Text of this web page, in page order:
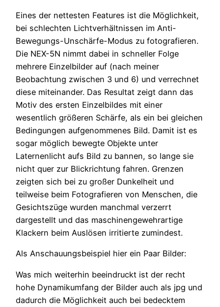
Eines der nettesten Features ist die Möglichkeit,
bei schlechten Lichtverhältnissen im Anti-
Bewegungs-Unschärfe-Modus zu fotografieren.
Die NEX-5N nimmt dabei in schneller Folge
mehrere Einzelbilder auf (nach meiner
Beobachtung zwischen 3 und 6) und verrechnet
diese miteinander. Das Resultat zeigt dann das
Motiv des ersten Einzelbildes mit einer
wesentlich größeren Schärfe, als ein bei gleichen
Bedingungen aufgenommenes Bild. Damit ist es
sogar möglich bewegte Objekte unter
Laternenlicht aufs Bild zu bannen, so lange sie
nicht quer zur Blickrichtung fahren. Grenzen
zeigten sich bei zu großer Dunkelheit und
teilweise beim Fotografieren von Menschen, die
Gesichtszüge wurden manchmal verzerrt
dargestellt und das maschinengewehrartige
Klackern beim Auslösen irritierte zumindest.
Als Anschauungsbeispiel hier ein Paar Bilder:
Was mich weiterhin beeindruckt ist der recht
hohe Dynamikumfang der Bilder auch als jpg und
dadurch die Möglichkeit auch bei bedecktem